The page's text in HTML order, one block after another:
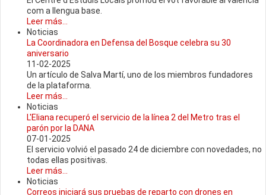
com a llengua base.
Leer más...
Noticias
La Coordinadora en Defensa del Bosque celebra su 30
aniversario
11-02-2025
Un artículo de Salva Martí, uno de los miembros fundadores
de la plataforma.
Leer más...
Noticias
L'Eliana recuperó el servicio de la línea 2 del Metro tras el
parón por la DANA
07-01-2025
El servicio volvió el pasado 24 de diciembre con novedades, no
todas ellas positivas.
Leer más...
Noticias
Correos iniciará sus pruebas de reparto con drones en